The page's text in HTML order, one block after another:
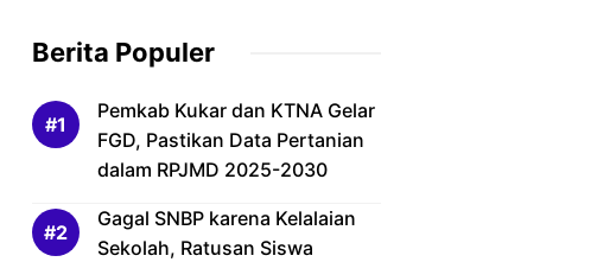
Berita Populer
Pemkab Kukar dan KTNA Gelar
FGD, Pastikan Data Pertanian
dalam RPJMD 2025-2030
Gagal SNBP karena Kelalaian
Sekolah, Ratusan Siswa